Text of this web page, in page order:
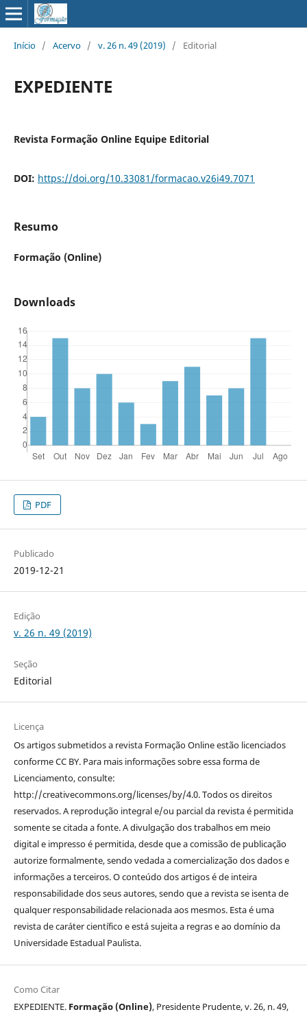
Início / Acervo / v. 26 n. 49 (2019) / Editorial
EXPEDIENTE
Revista Formação Online Equipe Editorial
DOI: https://doi.org/10.33081/formacao.v26i49.7071
Resumo
Formação (Online)
Downloads
PDF
Publicado
2019-12-21
Edição
v. 26 n. 49 (2019)
Seção
Editorial
Licença
Os artigos submetidos a revista Formação Online estão licenciados
conforme CC BY. Para mais informações sobre essa forma de
Licenciamento, consulte:
http://creativecommons.org/licenses/by/4.0. Todos os direitos
reservados. A reprodução integral e/ou parcial da revista é permitida
somente se citada a fonte. A divulgação dos trabalhos em meio
digital e impresso é permitida, desde que a comissão de publicação
autorize formalmente, sendo vedada a comercialização dos dados e
informações a terceiros. O conteúdo dos artigos é de inteira
responsabilidade dos seus autores, sendo que a revista se isenta de
qualquer responsabilidade relacionada aos mesmos. Esta é uma
revista de caráter científico e está sujeita a regras e ao domínio da
Universidade Estadual Paulista.
Como Citar
EXPEDIENTE. Formação (Online), Presidente Prudente, v. 26, n. 49,